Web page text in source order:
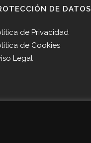
DE DATOS
de Privacidad
de Cookies
Legal